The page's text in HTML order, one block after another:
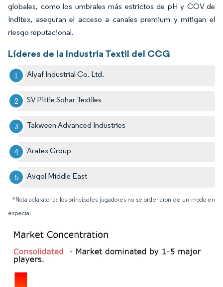
globales, como los umbrales más estrictos de pH y COV de
Inditex, aseguran el acceso a canales premium y mitigan el
riesgo reputacional.
Líderes de la Industria Textil del CCG
Alyaf Industrial Co. Ltd.
SV Pittie Sohar Textiles
Takween Advanced Industries
Aratex Group
Avgol Middle East
*Nota aclaratoria: los principales jugadores no se ordenaron de un modo en
especial